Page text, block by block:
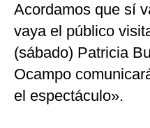
Acordamos que sí
vaya el público
(sábado) Patricia
Ocampo
el espectáculo».